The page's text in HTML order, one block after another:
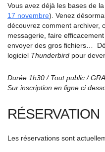
Vous avez déjà les bases de
17 novembre). Venez
découvrez comment archiver,
messagerie, faire
envoyer des gros fichiers…
logiciel Thunderbird pour
Durée 1h30 / Tout public /
Sur inscription en ligne ci
RÉSERVATION
Les réservations sont